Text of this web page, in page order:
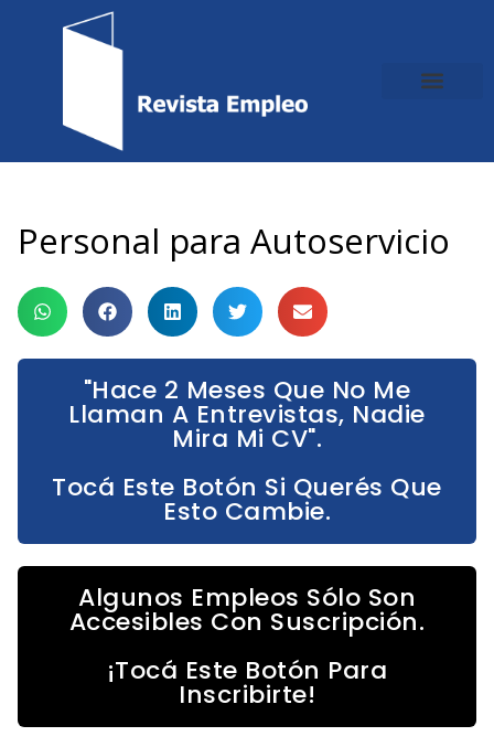
Personal para Autoservicio
"Hace 2 Meses Que No Me
Llaman A Entrevistas, Nadie
Mira Mi CV".
Tocá Este Botón Si Querés Que
Esto Cambie.
Algunos Empleos Sólo Son
Accesibles Con Suscripción.
¡Tocá Este Botón Para
Inscribirte!